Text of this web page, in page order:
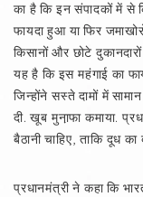
का है कि इन संपादकों में से
फायदा हुआ या फिर
किसानों और छोटे
यह है कि इस महंगाई का
जिन्होंने सस्ते दामों में
दी. खूब मुना़फा कमाया.
बैठानी चाहिए, ताकि दूध
प्रधानमंत्री ने कहा कि